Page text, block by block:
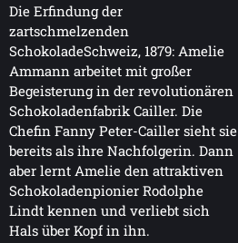
Die Erfindung der
zartschmelzenden
SchokoladeSchweiz, 1879: Amelie
Ammann arbeitet mit großer
Begeisterung in der revolutionären
Schokoladenfabrik Cailler. Die
Chefin Fanny Peter-Cailler sieht sie
bereits als ihre Nachfolgerin. Dann
aber lernt Amelie den attraktiven
Schokoladenpionier Rodolphe
Lindt kennen und verliebt sich
Hals über Kopf in ihn.